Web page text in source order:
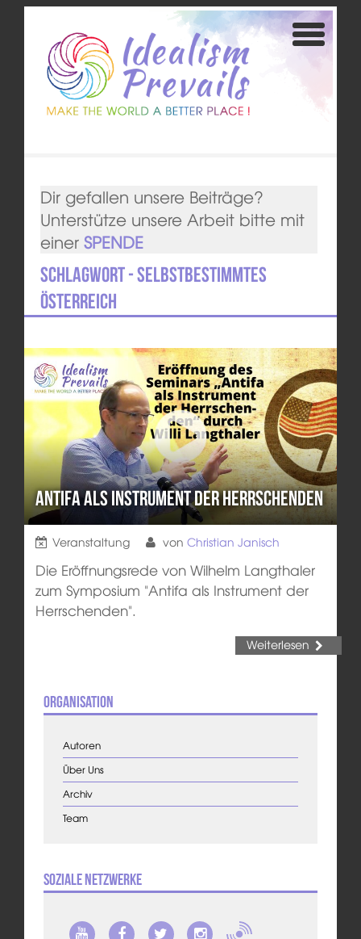
Dir gefallen unsere Beiträge?
Unterstütze unsere Arbeit bitte mit
einer SPENDE
Schlagwort - Selbstbestimmtes
Österreich
Antifa als Instrument der Herrschenden
Veranstaltung von Christian Janisch
Die Eröffnungsrede von Wilhelm Langthaler
zum Symposium "Antifa als Instrument der
Herrschenden".
Weiterlesen
Organisation
Autoren
Über Uns
Archiv
Team
Soziale Netzwerke